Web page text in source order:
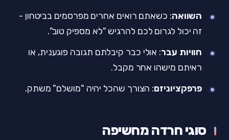
השוואה: כשאתם רואים אחרים מפרסמים בביטחון -
זה יכול לגרום לכם להרגיש "לא מספיק טוב".
חוויות עבר: אולי כבר קיבלתם תגובה פוגענית, או
ראיתם מישהו אחר מקבל.
פרפקציוניזם: הצורך שהכל יהיה "מושלם" משתק.
סוגי חרדה מחשיפה